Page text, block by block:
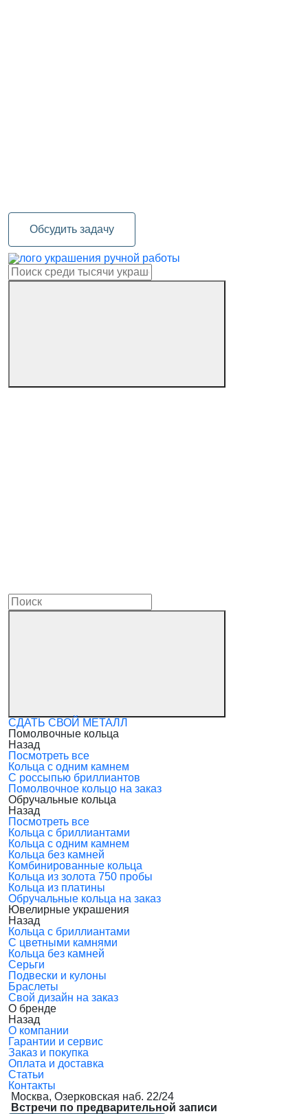
Обсудить задачу
украшения ручной работы
СДАТЬ СВОЙ МЕТАЛЛ
Помолвочные кольца
Назад
Посмотреть все
Кольца с одним камнем
С россыпью бриллиантов
Помолвочное кольцо на заказ
Обручальные кольца
Назад
Посмотреть все
Кольца с бриллиантами
Кольца с одним камнем
Кольца без камней
Комбинированные кольца
Кольца из золота 750 пробы
Кольца из платины
Обручальные кольца на заказ
Ювелирные украшения
Назад
Кольца с бриллиантами
С цветными камнями
Кольца без камней
Серьги
Подвески и кулоны
Браслеты
Свой дизайн на заказ
О бренде
Назад
О компании
Гарантии и сервис
Заказ и покупка
Оплата и доставка
Статьи
Контакты
Москва, Озерковская наб. 22/24
Встречи по предварительной записи